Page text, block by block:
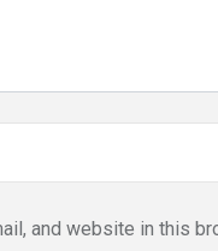
and website in this